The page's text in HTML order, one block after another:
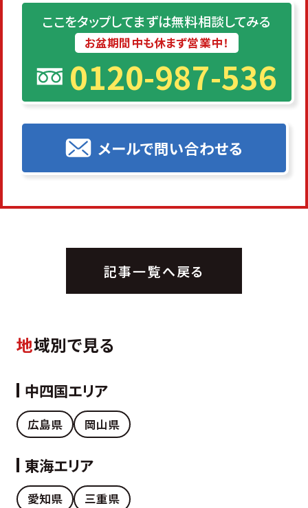
ここをタップしてまずは無料相談してみる
お盆期間中も休まず営業中！
0120-987-536
メールで問い合わせる
記事一覧へ戻る
地域別で見る
中四国エリア
広島県 岡山県
東海エリア
愛知県 三重県